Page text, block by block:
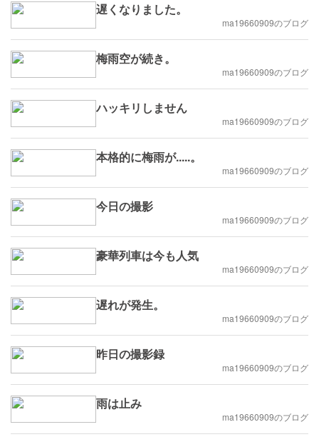
遅くなりました。
ma19660909のブログ
梅雨空が続き。
ma19660909のブログ
ハッキリしません
ma19660909のブログ
本格的に梅雨が.....。
ma19660909のブログ
今日の撮影
ma19660909のブログ
豪華列車は今も人気
ma19660909のブログ
遅れが発生。
ma19660909のブログ
昨日の撮影録
ma19660909のブログ
雨は止み
ma19660909のブログ